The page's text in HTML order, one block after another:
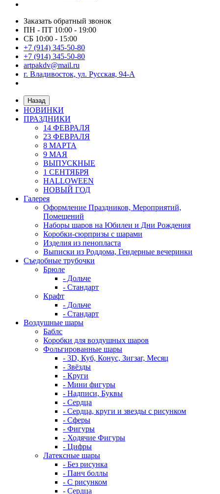
Заказать обратный звонок
ПН - ПТ 10:00 - 19:00
СБ 10:00 - 15:00
+7 (914) 345-50-80
+7 (914) 345-50-80
artpakdv@mail.ru
г. Владивосток, ул. Русская, 94-А
Назад
НОВИНКИ
ПРАЗДНИКИ
14 ФЕВРАЛЯ
23 ФЕВРАЛЯ
8 МАРТА
9 МАЯ
ВЫПУСКНЫЕ
1 СЕНТЯБРЯ
HALLOWEEN
НОВЫЙ ГОД
Галерея
Оформление Праздников, Мероприятий,
Помещений
Наборы шаров на Юбилеи и Дни Рождения
Коробки-сюрпризы с шарами
Изделия из пенопласта
Выписки из Роддома, Гендерные вечеринки
Съедобные трубочки
Брюле
- Дольче
- Стандарт
Крафт
- Дольче
- Стандарт
Воздушные шары
Баблс
Коробки для воздушных шаров
Фольгированные шары
- 3D, Куб, Конус, Зигзаг, Месяц
- Звёзды
- Круги
- Мини фигуры
- Надписи, Буквы
- Сердца
- Сердца, круги и звезды с рисунком
- Сферы
- Фигуры
- Ходячие Фигуры
- Цифры
Латексные шары
- Без рисунка
- Панч боллы
- С рисунком
- Сердца